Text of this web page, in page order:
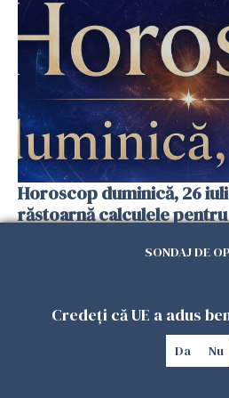
Horoscop duminică, 26
răstoarnă calculele
SONDAJ DE
Credeți că UE a adus
Da Nu